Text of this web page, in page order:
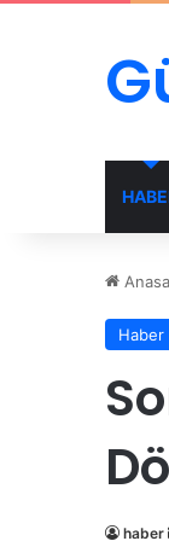
Haber
haber